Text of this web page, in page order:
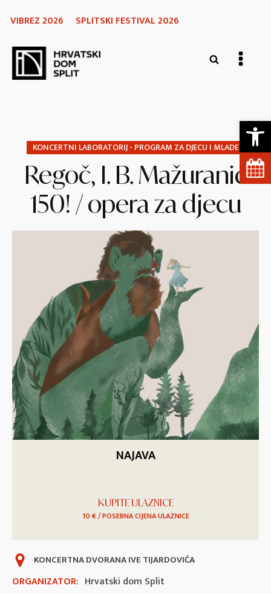
VIBREZ 2026 SPLITSKI FESTIVAL 2026
KONCERTNI LABORATORIJ - PROGRAM ZA DJECU I MLADE
Regoč, I. B. Mažuranić
150! / opera za djecu
NAJAVA
KUPITE ULAZNICE
10 € / POSEBNA CIJENA ULAZNICE
ORGANIZATOR: Hrvatski dom Split
KONCERTNA DVORANA IVE TIJARDOVIĆA